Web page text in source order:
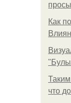
Как
что